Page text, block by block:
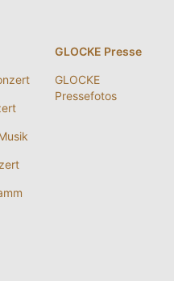
GLOCKE Presse
GLOCKE
Pressefotos